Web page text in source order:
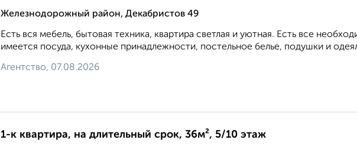
Железнодорожный район, Декабристов 49
Есть вся мебель, бытовая техника, квартира светлая и уютная. Есть все
имеется посуда, кухонные принадлежности, постельное белье, подушки и
Агентство, 07.08.2026
1-к квартира, на длительный срок, 36м², 5/10 этаж